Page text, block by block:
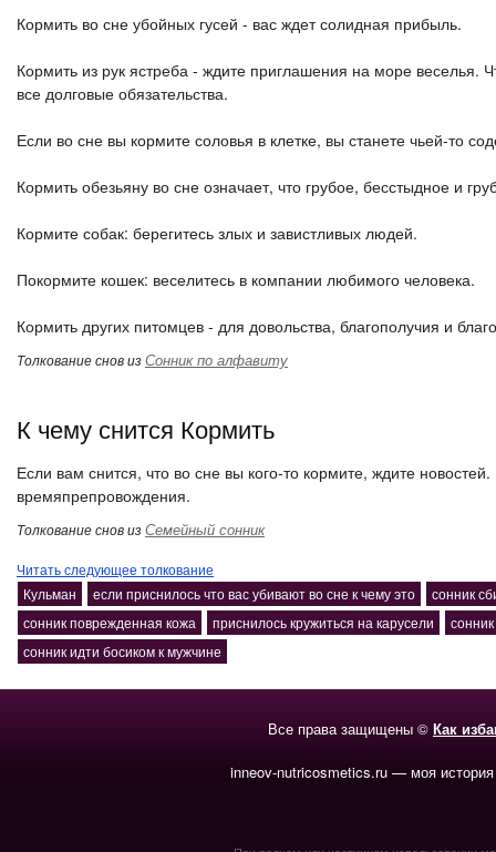
Кормить во сне убойных гусей - вас ждет солидная прибыль.
Кормить из рук ястреба - ждите приглашения на море веселья.
все долговые обязательства.
Если во сне вы кормите соловья в клетке, вы станете чьей-то
Кормить обезьяну во сне означает, что грубое, бесстыдное и
Кормите собак: берегитесь злых и завистливых людей.
Покормите кошек: веселитесь в компании любимого человека.
Кормить других питомцев - для довольства, благополучия и
Толкование снов изСонник по алфавиту
К чему снится Кормить
Если вам снится, что во сне вы кого-то кормите, ждите
времяпрепровождения.
Толкование снов изСемейный сонник
Читать следующее толкование
Кульман
если приснилось что вас убивают во сне к чему это
сонник
сонник поврежденная кожа
приснилось кружиться на карусели
сонник идти босиком к мужчине
Все права защищены © Как
inneov-nutricosmetics.ru — моя